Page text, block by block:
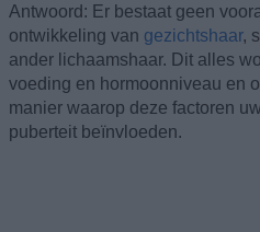
Antwoord: Er bestaat geen
ontwikkeling van gezichtshaar,
ander lichaamshaar. Dit alles
voeding en hormoonniveau en
manier waarop deze factoren
puberteit beïnvloeden.